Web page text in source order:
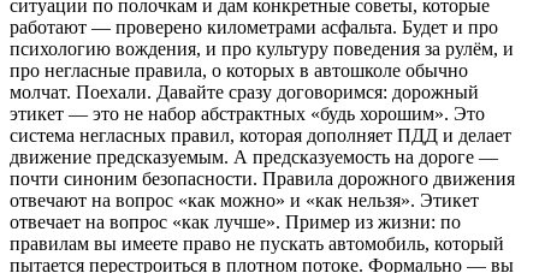
ситуации по полочкам и дам конкретные советы, которые
работают — проверено километрами асфальта. Будет и про
психологию вождения, и про культуру поведения за рулём, и
про негласные правила, о которых в автошколе обычно
молчат. Поехали. Давайте сразу договоримся: дорожный
этикет — это не набор абстрактных «будь хорошим». Это
система негласных правил, которая дополняет ПДД и делает
движение предсказуемым. А предсказуемость на дороге —
почти синоним безопасности. Правила дорожного движения
отвечают на вопрос «как можно» и «как нельзя». Этикет
отвечает на вопрос «как лучше». Пример из жизни: по
правилам вы имеете право не пускать автомобиль, который
пытается перестроиться в плотном потоке. Формально — вы